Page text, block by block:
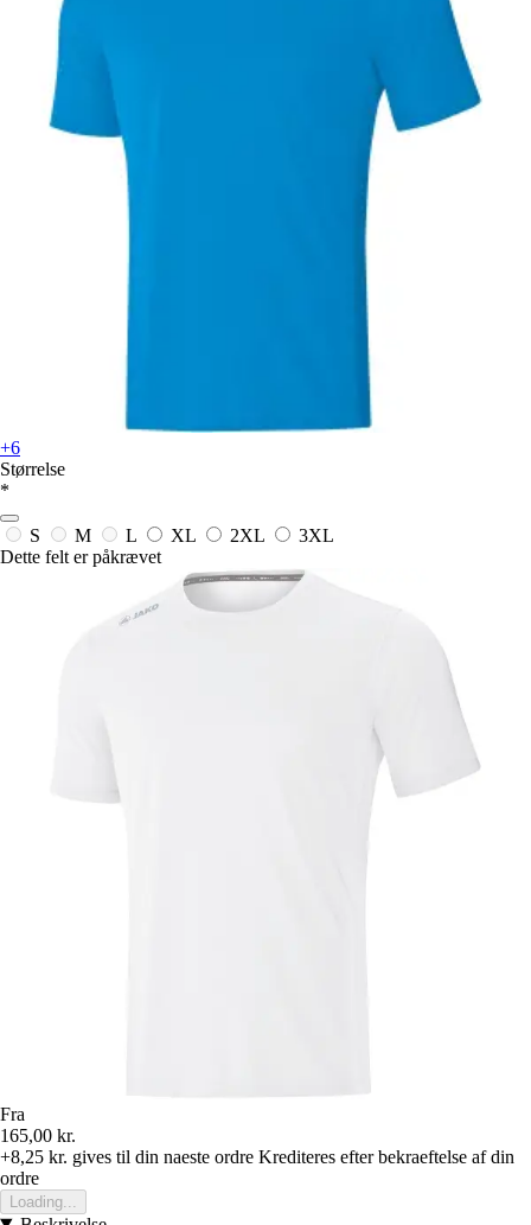
+6
Størrelse
*
S M L XL 2XL
3XL
Dette felt er påkrævet
Fra
165,00 kr.
+8,25 kr. gives til din naeste ordre Krediteres efter bekraeftelse af din
ordre
Loading...